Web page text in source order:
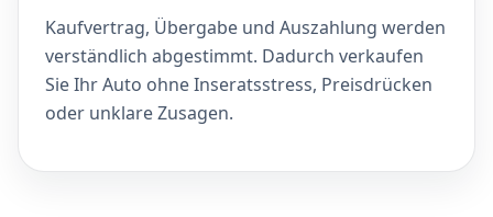
Kaufvertrag, Übergabe und Auszahlung werden
verständlich abgestimmt. Dadurch verkaufen
Sie Ihr Auto ohne Inseratsstress, Preisdrücken
oder unklare Zusagen.